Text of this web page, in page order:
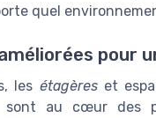
quel
pour
les étagèreset
sont au cœur des